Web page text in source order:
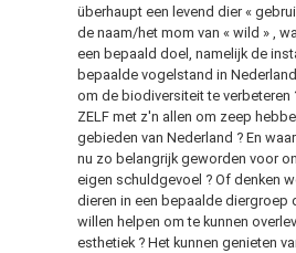
überhaupt een levend dier «
de naam/het mom van « wild » ,
een bepaald doel, namelijk de
bepaalde vogelstand in
om de biodiversiteit te verbeteren
ZELF met z'n allen om zeep
gebieden van Nederland ? En
nu zo belangrijk geworden voor
eigen schuldgevoel ? Of denken
dieren in een bepaalde diergroep
willen helpen om te kunnen
esthetiek ? Het kunnen genieten